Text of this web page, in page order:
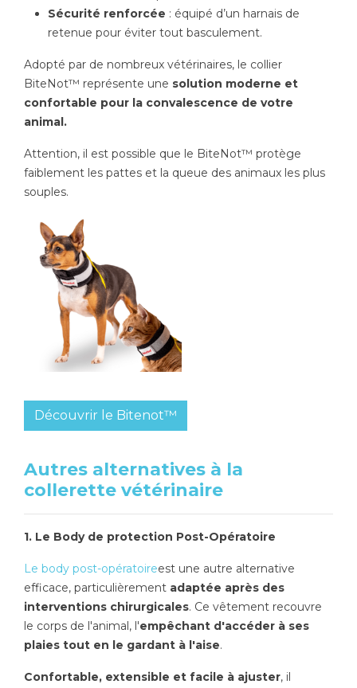
Sécurité renforcée : équipé d’un harnais de
retenue pour éviter tout basculement.
Adopté par de nombreux vétérinaires, le collier
BiteNot™ représente une solution moderne et
confortable pour la convalescence de votre
animal.
Attention, il est possible que le BiteNot™ protège
faiblement les pattes et la queue des animaux les plus
souples.
Découvrir le Bitenot™
Autres alternatives à la
collerette vétérinaire
1. Le Body de protection Post-Opératoire
Le body post-opératoireest une autre alternative
efficace, particulièrement adaptée après des
interventions chirurgicales. Ce vêtement recouvre
le corps de l'animal, l'empêchant d'accéder à ses
plaies tout en le gardant à l'aise.
Confortable, extensible et facile à ajuster, il